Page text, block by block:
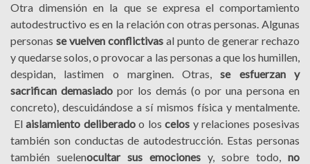
Otra dimensión en la que se expresa el comportamiento
autodestructivo es en la relación con otras personas. Algunas
personas se vuelven conflictivas al punto de generar rechazo
y quedarse solos, o provocar a las personas a que los humillen,
despidan, lastimen o marginen. Otras,se esfuerzan y
sacrifican demasiado por los demás (o por una persona en
concreto), descuidándose a sí mismos física y mentalmente.
Elaislamiento deliberadoo los celos y relaciones posesivas
también son conductas de autodestrucción. Estas personas
también suelenocultar sus emociones y, sobre todo, no